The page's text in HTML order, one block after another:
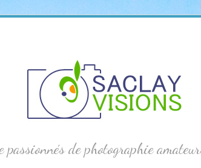
passionnés de photographie